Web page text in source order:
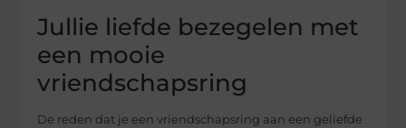
Jullie liefde bezegelen met
een mooie
vriendschapsring
De reden dat je een vriendschapsring aan een geliefde